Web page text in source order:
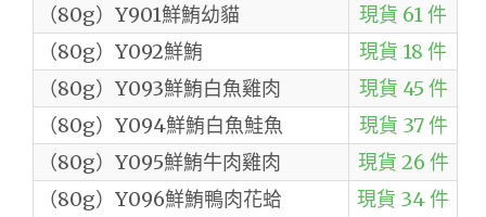
（80g）Y901鮮鮪幼貓
現貨 61 件
（80g）Y092鮮鮪
現貨 18 件
（80g）Y093鮮鮪白魚雞肉
現貨 45 件
（80g）Y094鮮鮪白魚鮭魚
現貨 37 件
（80g）Y095鮮鮪牛肉雞肉
現貨 26 件
（80g）Y096鮮鮪鴨肉花蛤
現貨 34 件